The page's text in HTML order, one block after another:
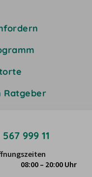
Ratgeber
999 11
08:00 – 20:00 Uhr